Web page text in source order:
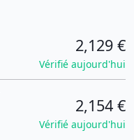
2,129 €
Vérifié aujourd'hui
2,154 €
Vérifié aujourd'hui